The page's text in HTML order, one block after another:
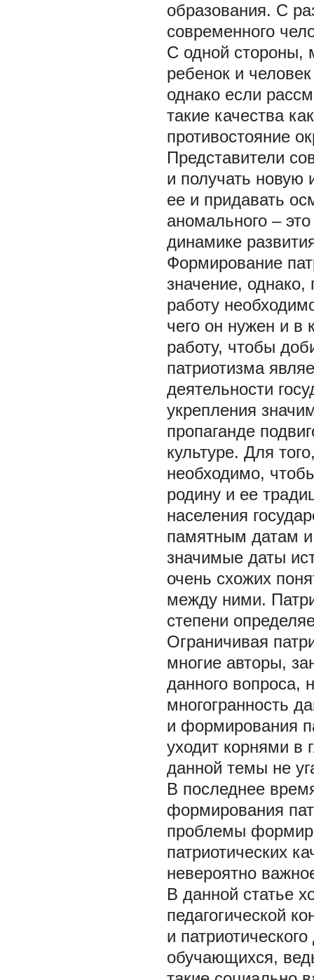
образования. С
современного
С одной стороны,
ребенок и
однако если
такие качества
противостояние
Представители
и получать
ее и придавать
аномального –
динамике
Формирование
значение,
работу
чего он нужен и в
работу, чтобы
патриотизма
деятельности
укрепления
пропаганде
культуре. Для
необходимо,
родину и ее
населения
памятным датам
значимые даты
очень схожих
между ними.
степени
Ограничивая
многие авторы,
данного вопроса,
многогранность
и формирования
уходит корнями в
данной темы не
В последнее
формирования
проблемы
патриотических
невероятно
В данной статье
педагогической
и
обучающихся,